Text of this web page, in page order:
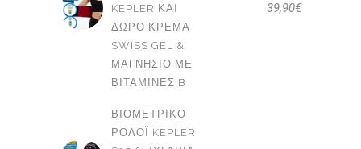
KEPLER ΚΑΙ
ΔΩΡΟ ΚΡΈΜΑ
SWISS GEL &
ΜΑΓΝΉΣΙΟ ΜΕ
ΒΙΤΑΜΊΝΕΣ B
39,90€
ΒΙΟΜΕΤΡΙΚΌ
ΡΟΛΌΙ KEPLER